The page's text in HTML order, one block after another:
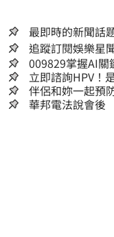
最即時的新聞話
追蹤訂閱娛樂星
009829掌握AI關
立即諮詢HPV！
嫌晚！
伴侶和妳一起預
華邦電法說會後